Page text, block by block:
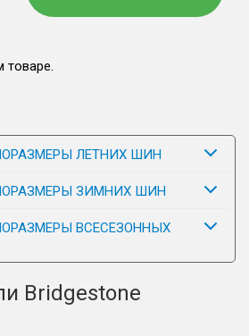
товаре.
ЛЕТНИХ ШИН
ЗИМНИХ ШИН
ВСЕСЕЗОННЫХ
Bridgestone